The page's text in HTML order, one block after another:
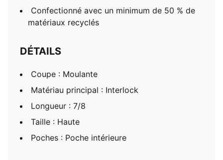
Confectionné avec un minimum de 50 % de
matériaux recyclés
DÉTAILS
Coupe : Moulante
Matériau principal : Interlock
Longueur : 7/8
Taille : Haute
Poches : Poche intérieure